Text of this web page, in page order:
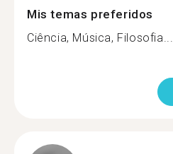
Mis temas preferidos
Ciência, Música, Filosofia...